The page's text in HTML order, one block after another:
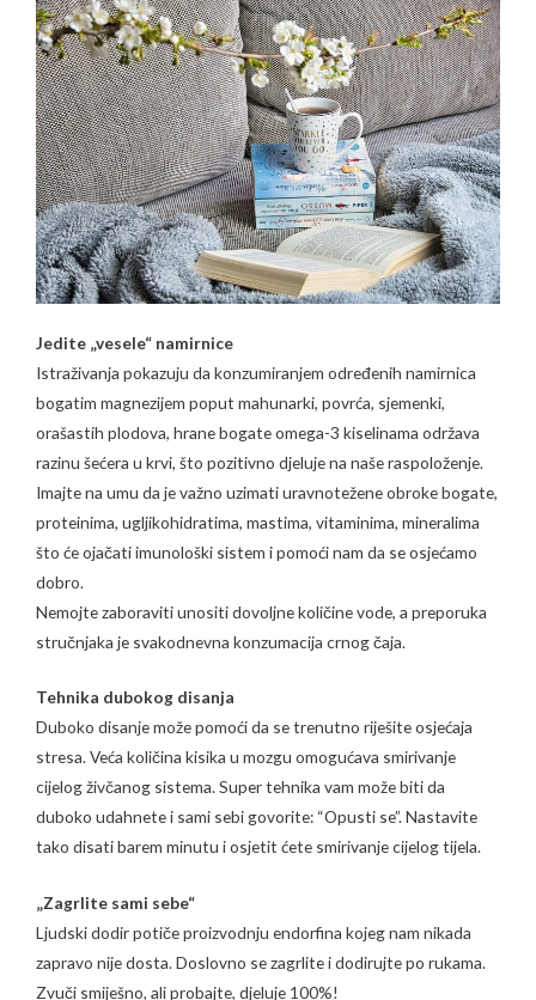
Jedite „vesele“ namirnice
Istraživanja pokazuju da konzumiranjem određenih namirnica
bogatim magnezijem poput mahunarki, povrća, sjemenki,
orašastih plodova, hrane bogate omega-3 kiselinama održava
razinu šećera u krvi, što pozitivno djeluje na naše raspoloženje.
Imajte na umu da je važno uzimati uravnotežene obroke bogate,
proteinima, ugljikohidratima, mastima, vitaminima, mineralima
što će ojačati imunološki sistem i pomoći nam da se osjećamo
dobro.
Nemojte zaboraviti unositi dovoljne količine vode, a preporuka
stručnjaka je svakodnevna konzumacija crnog čaja.
Tehnika dubokog disanja
Duboko disanje može pomoći da se trenutno riješite osjećaja
stresa. Veća količina kisika u mozgu omogućava smirivanje
cijelog živčanog sistema. Super tehnika vam može biti da
duboko udahnete i sami sebi govorite: “Opusti se”. Nastavite
tako disati barem minutu i osjetit ćete smirivanje cijelog tijela.
„Zagrlite sami sebe“
Ljudski dodir potiče proizvodnju endorfina kojeg nam nikada
zapravo nije dosta. Doslovno se zagrlite i dodirujte po rukama.
Zvuči smiješno, ali probajte, djeluje 100%!